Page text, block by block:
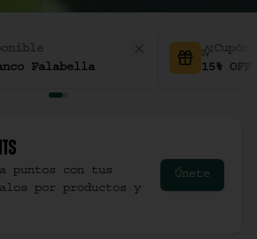
Falabella
15%
puntos con tus
por productos y
Únete